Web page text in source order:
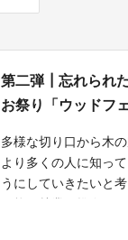
第二弾┃忘れられ
お祭り「ウッドフェ
多様な切り口から木
より多くの人に知っ
うにしていきたいと